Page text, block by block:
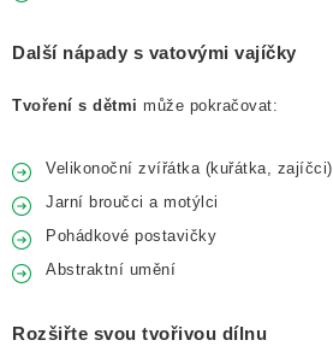
Další nápady s vatovými vajíčky
Tvoření s dětmi může pokračovat:
Velikonoční zvířátka (kuřátka, zajíčci)
Jarní broučci a motýlci
Pohádkové postavičky
Abstraktní umění
Rozšiřte svou tvořivou dílnu